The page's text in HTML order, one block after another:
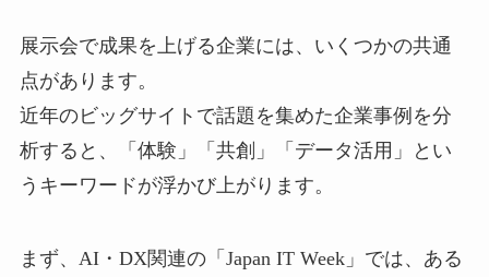
展示会で成果を上げる企業には、いくつかの共通
点があります。
近年のビッグサイトで話題を集めた企業事例を分
析すると、「体験」「共創」「データ活用」とい
うキーワードが浮かび上がります。
まず、AI・DX関連の「Japan IT Week」では、ある